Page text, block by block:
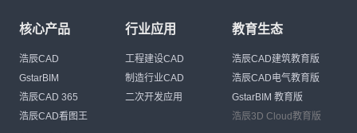
核心产品
浩辰CAD
GstarBIM
浩辰CAD 365
浩辰CAD看图王
行业应用
工程建设CAD
制造行业CAD
二次开发应用
教育生态
浩辰CAD建筑教育版
浩辰CAD电气教育版
GstarBIM 教育版
浩辰3D Cloud教育版